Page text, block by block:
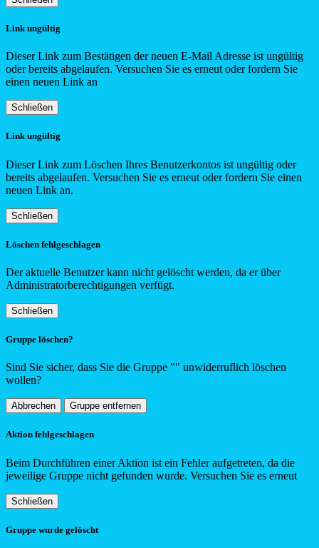
Link ungültig
Dieser Link zum Bestätigen der neuen E-Mail Adresse ist ungültig
oder bereits abgelaufen. Versuchen Sie es erneut oder fordern Sie
einen neuen Link an
Schließen
Link ungültig
Dieser Link zum Löschen Ihres Benutzerkontos ist ungültig oder
bereits abgelaufen. Versuchen Sie es erneut oder fordern Sie einen
neuen Link an.
Schließen
Löschen fehlgeschlagen
Der aktuelle Benutzer kann nicht gelöscht werden, da er über
Administratorberechtigungen verfügt.
Schließen
Gruppe löschen?
Sind Sie sicher, dass Sie die Gruppe "" unwiderruflich löschen
wollen?
Abbrechen Gruppe entfernen
Aktion fehlgeschlagen
Beim Durchführen einer Aktion ist ein Fehler aufgetreten, da die
jeweilige Gruppe nicht gefunden wurde. Versuchen Sie es erneut
Schließen
Gruppe wurde gelöscht